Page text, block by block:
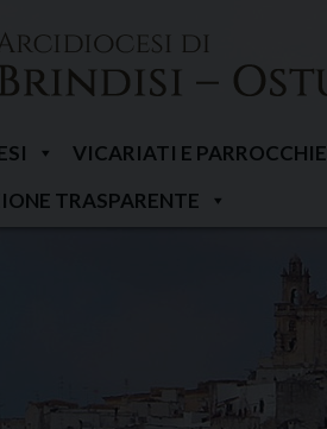
VICARIATI E PARROCCHIE
TRASPARENTE